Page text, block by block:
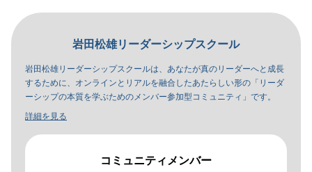
岩田松雄リーダーシップスクール
岩田松雄リーダーシップスクールは、あなたが真のリーダーへと成長
するために、オンラインとリアルを融合したあたらしい形の「リーダ
ーシップの本質を学ぶためのメンバー参加型コミュニティ」です。
詳細を見る
コミュニティメンバー